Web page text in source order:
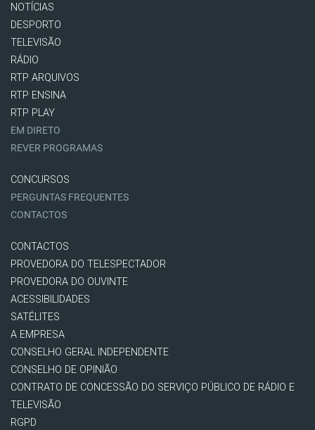
NOTÍCIAS
DESPORTO
TELEVISÃO
RÁDIO
RTP ARQUIVOS
RTP ENSINA
RTP PLAY
EM DIRETO
REVER PROGRAMAS
CONCURSOS
PERGUNTAS FREQUENTES
CONTACTOS
CONTACTOS
PROVEDORA DO TELESPECTADOR
PROVEDORA DO OUVINTE
ACESSIBILIDADES
SATÉLITES
A EMPRESA
CONSELHO GERAL INDEPENDENTE
CONSELHO DE OPINIÃO
CONTRATO DE CONCESSÃO DO SERVIÇO PÚBLICO DE RÁDIO E
TELEVISÃO
RGPD